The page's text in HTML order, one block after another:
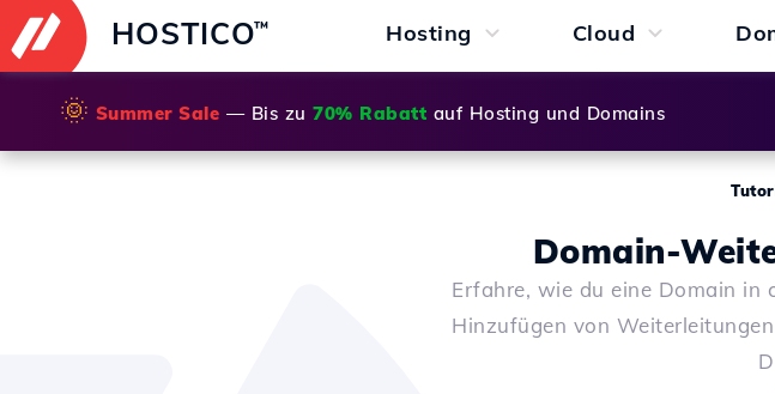
HOSTICO™ Hosting Cloud
🌞 Summer Sale — Bis zu 70% Rabatt auf Hosting und Domains
Domain-
Erfahre, wie du eine Domain in
Hinzufügen von